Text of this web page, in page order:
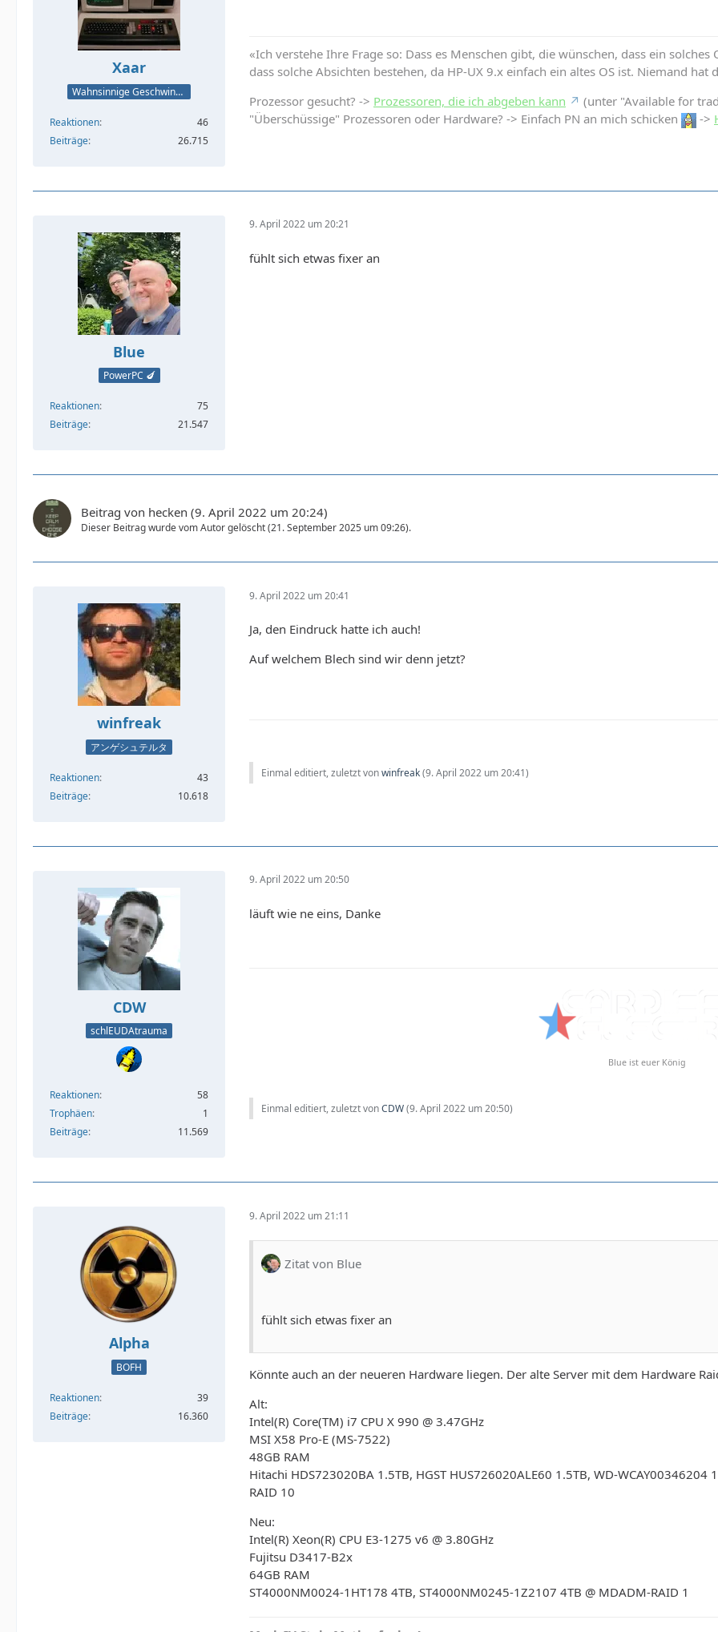
Xaar
Wahnsinnige Geschwindigkeit - und los!
Reaktionen
46
Beiträge
26.715
«Ich verstehe Ihre Frage so: Dass es Menschen gibt, die wünschen, dass ein
dass solche Absichten bestehen, da HP-UX 9.x einfach ein altes OS ist. Niemand
Prozessor gesucht? -> Prozessoren, die ich abgeben kann
(unter "Available for
"Überschüssige" Prozessoren oder Hardware? -> Einfach PN an mich schicken
->
Blue
PowerPC 🍆
Reaktionen
75
Beiträge
21.547
9. April 2022 um 20:21
fühlt sich etwas fixer an
Beitrag von hecken (9. April 2022 um 20:24)
Dieser Beitrag wurde vom Autor gelöscht (21. September 2025 um 09:26).
winfreak
アンゲシュテルタ
Reaktionen
43
Beiträge
10.618
9. April 2022 um 20:41
Ja, den Eindruck hatte ich auch!
Auf welchem Blech sind wir denn jetzt?
Einmal editiert, zuletzt vonwinfreak(9. April 2022 um 20:41)
CDW
schlEUDAtrauma
Reaktionen
58
Trophäen
1
Beiträge
11.569
9. April 2022 um 20:50
läuft wie ne eins, Danke
Blue ist euer König
Einmal editiert, zuletzt vonCDW(9. April 2022 um 20:50)
Alpha
BOFH
Reaktionen
39
Beiträge
16.360
9. April 2022 um 21:11
Zitat von Blue
fühlt sich etwas fixer an
Könnte auch an der neueren Hardware liegen. Der alte Server mit dem Hardware
Alt:
Intel(R) Core(TM) i7 CPU X 990 @ 3.47GHz
MSI X58 Pro-E (MS-7522)
48GB RAM
Hitachi HDS723020BA 1.5TB, HGST HUS726020ALE60 1.5TB, WD-
RAID 10
Neu:
Intel(R) Xeon(R) CPU E3-1275 v6 @ 3.80GHz
Fujitsu D3417-B2x
64GB RAM
ST4000NM0024-1HT178 4TB, ST4000NM0245-1Z2107 4TB @ MDADM-RAID 1